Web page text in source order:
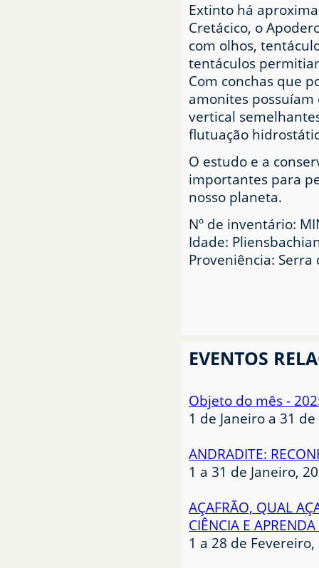
Extinto há
Cretácico, o
com olhos,
tentáculos
Com conchas que
amonites possuíam
vertical
flutuação
O estudo e a
importantes para
nosso planeta.
Nº de inventário:
Idade:
Proveniência:
EVENTOS
Objeto do mês -
1 de Janeiro a 31
ANDRADITE:
1 a 31 de Janeiro,
AÇAFRÃO, QUAL
CIÊNCIA E
1 a 28 de Fevereiro,